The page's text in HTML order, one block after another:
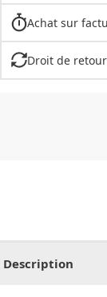
Achat sur
Droit de
Description